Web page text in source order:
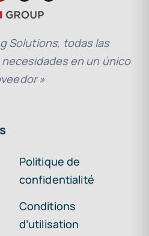
Solutions, todas las
en un único
»
Politique de
confidentialité
Conditions
d’utilisation